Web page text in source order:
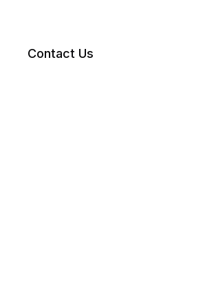
Contact Us